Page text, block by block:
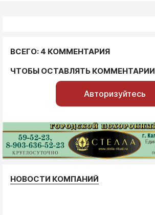
ВСЕГО: 4 КОММЕНТАРИЯ
ЧТОБЫ ОСТАВЛЯТЬ КОММЕНТАРИИ
Авторизуйтесь
НОВОСТИ КОМПАНИЙ